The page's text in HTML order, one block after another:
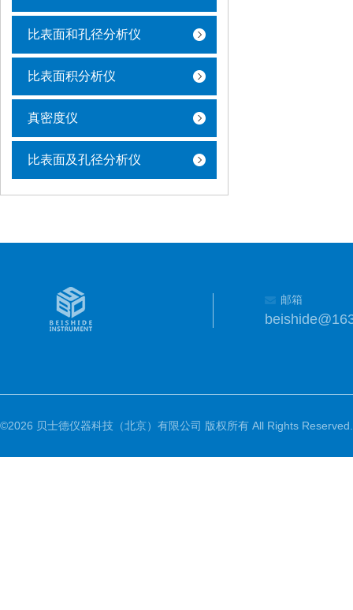
比表面和孔径分析仪
比表面积分析仪
真密度仪
比表面及孔径分析仪
邮箱
©2026 贝士德仪器科技（北京）有限公司 版权所有 All Rights Reserved.